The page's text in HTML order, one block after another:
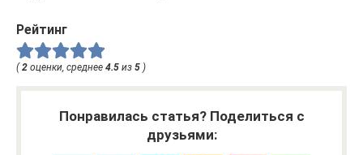
Рейтинг
( 2 оценки, среднее 4.5 из 5 )
Понравилась статья? Поделиться с
друзьями: